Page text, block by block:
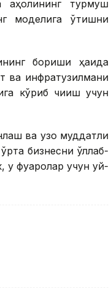
аҳолининг турмуш
моделига ўтишни
бориши ҳақида
ва инфратузилмани
кўриб чиқиш учун
ва узоқ муддатли
бизнесни қўллаб-
фуқаролар учун уй-